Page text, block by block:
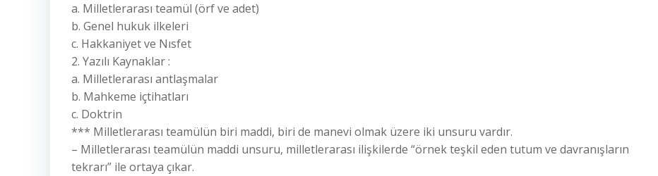
a. Milletlerarası teamül (örf ve adet)
b. Genel hukuk ilkeleri
c. Hakkaniyet ve Nısfet
2. Yazılı Kaynaklar :
a. Milletlerarası antlaşmalar
b. Mahkeme içtihatları
c. Doktrin
*** Milletlerarası teamülün biri maddi, biri de manevi olmak üzere iki unsuru vardır.
– Milletlerarası teamülün maddi unsuru, milletlerarası ilişkilerde “örnek teşkil eden tutum ve davranışların
tekrarı” ile ortaya çıkar.